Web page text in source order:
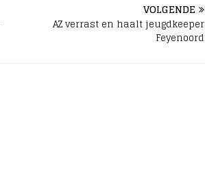
VOLGENDE
AZ verrast en haalt jeugdkeeper
Feyenoord